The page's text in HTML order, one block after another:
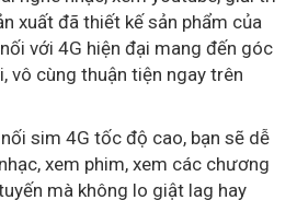
xuất đã thiết kế sản phẩm của
với 4G hiện đại mang đến góc
vô cùng thuận tiện ngay trên
sim 4G tốc độ cao, bạn sẽ dễ
xem phim, xem các chương
mà không lo giật lag hay